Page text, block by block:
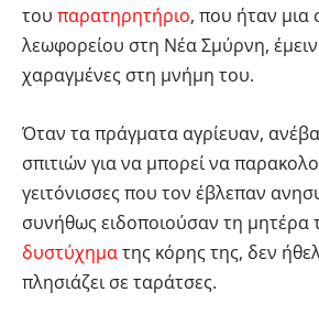
του παρατηρητήριο, που ήταν μια
λεωφορείου στη Νέα Σμύρνη,
χαραγμένες στη μνήμη του.
Όταν τα πράγματα αγρίευαν,
σπιτιών για να μπορεί να
γειτόνισσες που τον έβλεπαν
συνήθως ειδοποιούσαν τη μητέρα
δυστύχηματης κόρης της, δεν
πλησιάζει σε ταράτσες.